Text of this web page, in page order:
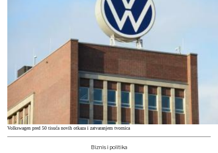
Volkswagen pred 50 tisuća novih otkaza i zatvaranjem tvornica
Biznis i politika